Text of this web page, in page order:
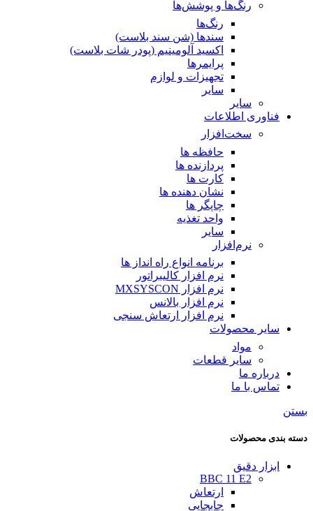
رنگ‌ها و پوشش‌‌ها
رنگ‌ها
سندها (شن سند بلاست)
اکسید آلومینیم (پودر شات بلاست)
پرایمر‌ها
تجهیزات و لوازم
سایر
سایر
فناوری اطلاعات
سخت‌افزار
حافظه ها
پردازنده ها
کارت ها
نشان دهنده ها
چاپگر ها
واحد تغذیه
سایر
نرم‌افزار
برنامه انواع راه انداز ها
نرم افزار کالیبراتور
نرم افزار MXSYSCON
نرم افزار بالانس
نرم افزار ارتعاش سنجی
سایر محصولات
مواد
سایر قطعات
درباره ما
تماس با ما
بستن
دسته بندی محصولات
ابزار دقیق
BBC 11 E2
ارتعاش
جابجایی